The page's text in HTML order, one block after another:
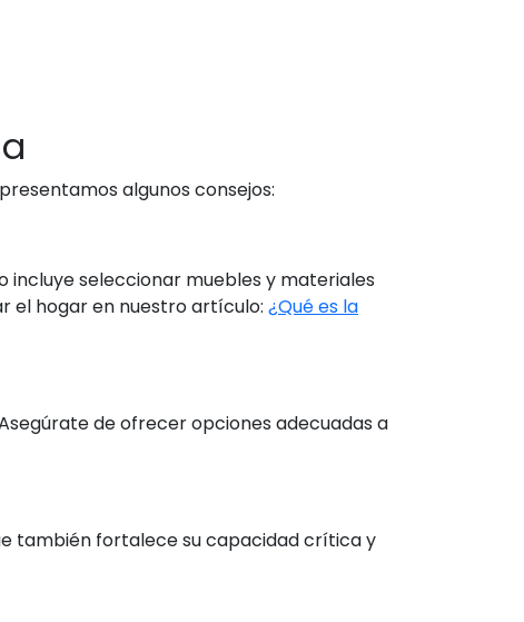
algunos consejos:
incluye seleccionar muebles y materiales
el hogar en nuestro artículo: ¿Qué es la
de ofrecer opciones adecuadas a
también fortalece su capacidad crítica y